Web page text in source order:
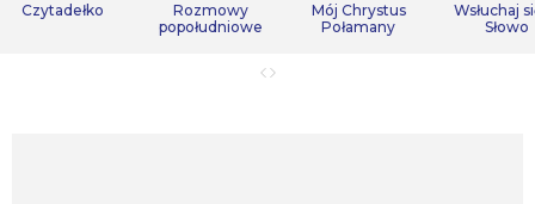
Czytadełko
Rozmowy
popołudniowe
Mój Chrystus
Połamany
Wsłuchaj
Słowo